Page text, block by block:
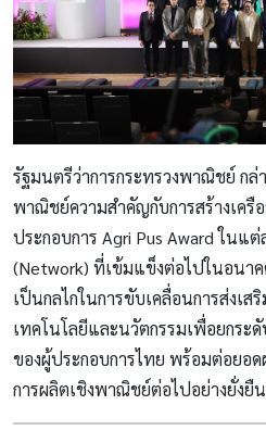
รัฐมนตรีว่าการกระทรวงพาณิชย์ กล่
พาณิชย์ความสำคัญกับการสร้างเครื
ประกอบการ Agri Pus Award ในแ
(Network) ที่เข้มแข็งต่อไปในอนาค
เป็นกลไกในการขับเคลื่อนการส่งเส
เทคโนโลยีและนวัตกรรมเพื่อยกระ
ของผู้ประกอบการไทย พร้อมต่อยอด
การผลิตเชิงพาณิชย์ต่อไปอย่างยั่งยืน